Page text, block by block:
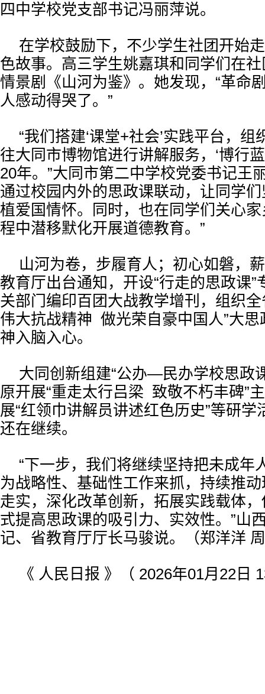
四中学校党支部书记冯丽萍说。
在学校鼓励下，不少学生社团开始
色故事。高三学生姚嘉琪和同学们在
情景剧《山河为鉴》。她发现，“革命
人感动得哭了。”
“我们搭建‘课堂+社会’实践平台，
往大同市博物馆进行讲解服务，‘博行
20年。”大同市第二中学校党委书记王
通过校园内外的思政课联动，让同学
植爱国情怀。同时，也在同学们关心
程中潜移默化开展道德教育。”
山河为卷，步履育人；初心如磐，
教育厅出台通知，开设“行走的思政课”
关部门编印百团大战教学增刊，组织全
伟大抗战精神 做光荣自豪中国人”大
神入脑入心。
大同创新组建“公办—民办学校思政
原开展“重走太行吕梁 致敬不朽丰碑”
展“红领巾讲解员讲述红色历史”等研
还在继续。
“下一步，我们将继续坚持把未成年
为战略性、基础性工作来抓，持续推
走实，深化改革创新，拓展实践载体
式提高思政课的吸引力、实效性。”山
记、省教育厅厅长马骏说。（郑洋洋
《 人民日报 》（ 2026年01月22日